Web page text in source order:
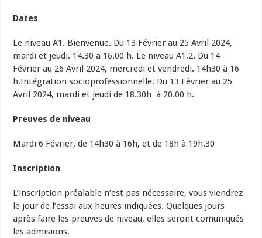
Dates
Le niveau A1. Bienvenue. Du 13 Février au 25 Avril 2024,
mardi et jeudi. 14.30 a 16.00 h. Le niveau A1.2. Du 14
Février au 26 Avril 2024, mercredi et vendredi. 14h30 à 16
h.Intégration socioprofessionnelle. Du 13 Février au 25
Avril 2024, mardi et jeudi de 18.30h à 20.00 h.
Preuves de niveau
Mardi 6 Février, de 14h30 à 16h, et de 18h à 19h.30
Inscription
L’inscription préalable n’est pas nécessaire, vous viendrez
le jour de l’essai aux heures indiquées. Quelques jours
après faire les preuves de niveau, elles seront comuniqués
les admisions.